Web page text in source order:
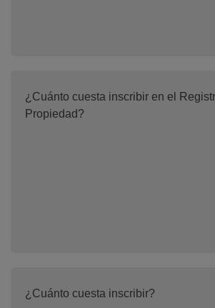
¿Cuánto cuesta inscribir en el
Propiedad?
¿Cuánto cuesta inscribir?